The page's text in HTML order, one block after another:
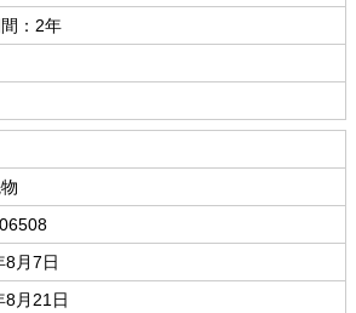
：2年
8月7日
8月21日